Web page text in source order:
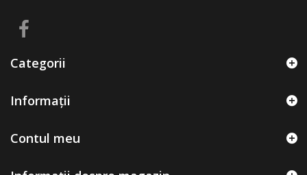
Categorii
Informații
Contul meu